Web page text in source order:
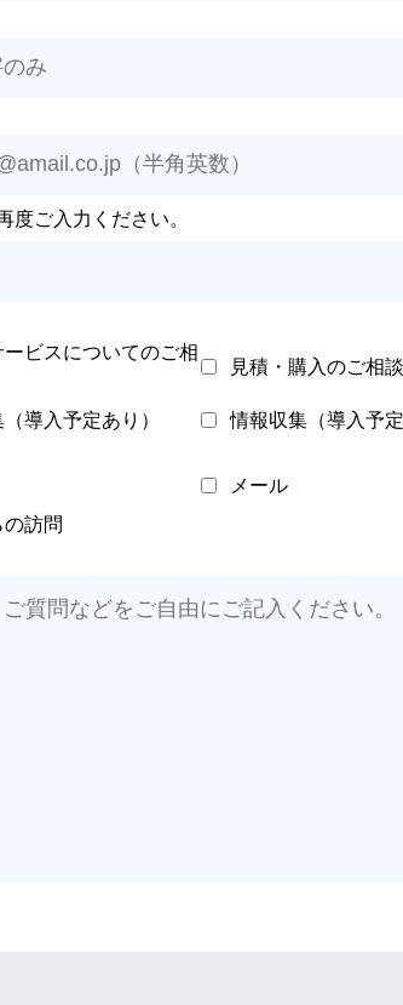
度ご入力ください。
ビスについてのご相
見積・購入のご相談
導入予定あり） 情報収集（導入予定
メール
訪問